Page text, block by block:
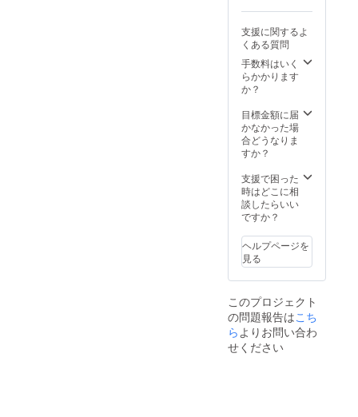
支援に関するよ
くある質問
手数料はいく
らかかります
か？
目標金額に届
かなかった場
合どうなりま
すか？
支援で困った
時はどこに相
談したらいい
ですか？
ヘルプページを
見る
このプロジェクト
の問題報告はこち
らよりお問い合わ
せください